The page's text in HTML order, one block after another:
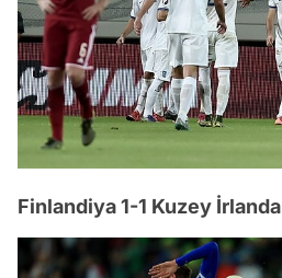
Finlandiya 1-1 Kuzey İrlanda